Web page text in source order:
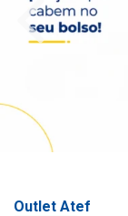
Outlet Atef